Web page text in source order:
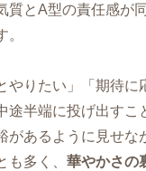
質とA型の責任感が
やりたい」「期待に
途半端に投げ出すこ
があるように見せな
も多く、 華やかさの